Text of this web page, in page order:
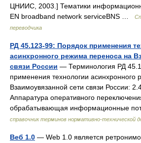
ЦНИИС, 2003.] Тематики
EN broadband network serviceBNS …
переводчика
РД 45.123-99: Порядок применения
асинхронного режима переноса на
связи России — Терминология РД
применения технологии асинхронного
Взаимоувязанной сети связи России:
Аппаратура оперативного
обрабатывающая информационные
справочник терминов нормативно-технической
Веб 1.0 — Web 1.0 является